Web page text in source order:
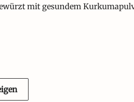
mit gesundem